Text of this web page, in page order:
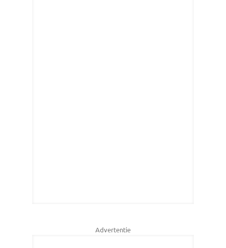
Advertentie